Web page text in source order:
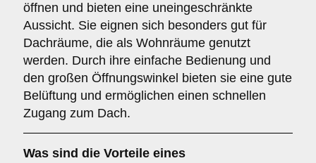
öffnen und bieten eine uneingeschränkte
Aussicht. Sie eignen sich besonders gut für
Dachräume, die als Wohnräume genutzt
werden. Durch ihre einfache Bedienung und
den großen Öffnungswinkel bieten sie eine gute
Belüftung und ermöglichen einen schnellen
Zugang zum Dach.
Was sind die Vorteile eines